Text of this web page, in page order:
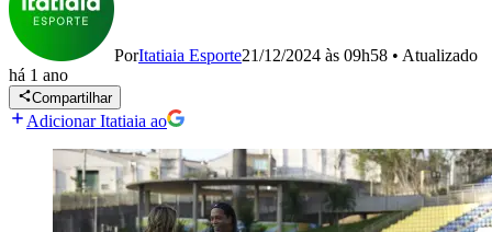
PorItatiaia Esporte21/12/2024 às 09h58 • Atualizado
há 1 ano
Compartilhar
Adicionar Itatiaia ao